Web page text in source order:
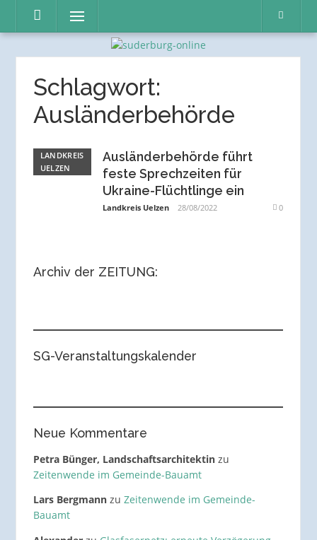
Inhalt
Menü
Schlagwort:
Ausländerbehörde
LANDKREIS
UELZEN
Ausländerbehörde führt
feste Sprechzeiten für
Ukraine-Flüchtlinge ein
Landkreis Uelzen 28/08/2022 0
Archiv der ZEITUNG:
SG-Veranstaltungskalender
Neue Kommentare
Petra Bünger, Landschaftsarchitektinzu
Zeitenwende im Gemeinde-Bauamt
Lars Bergmannzu Zeitenwende im Gemeinde-
Bauamt